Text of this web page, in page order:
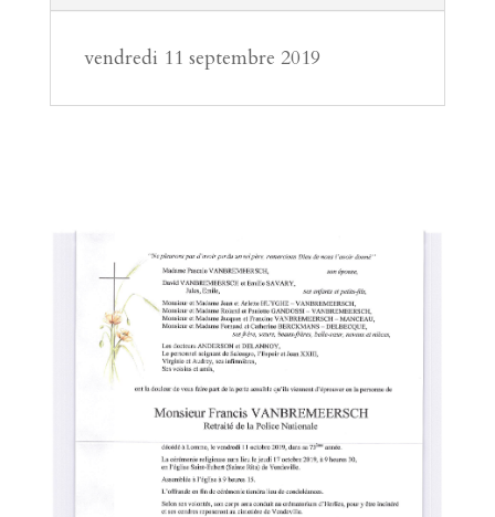
vendredi 11 septembre 2019